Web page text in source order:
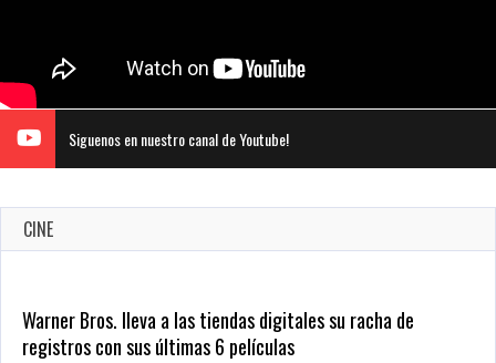
Siguenos en nuestro canal de Youtube!
CINE
CRUNCHYROLL ANUNCIA FECHA DE ESTRENO EN CINES DE
JUJUTSU KAISEN: EJECUCIÓN